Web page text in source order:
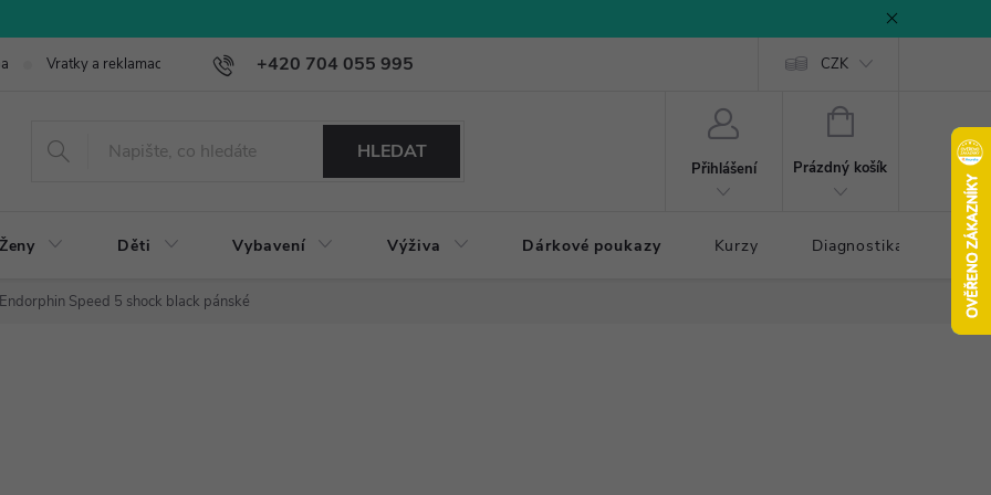
+420 704 055 995
Vratky a reklamace CZK
HLEDAT
Přihlášení
NÁKUPNÍ
Prázdný košík
Ženy Děti Vybavení Výživa Dárkové poukazy Kurzy Diagnostika došlapu
Speed 5 shock black pánské